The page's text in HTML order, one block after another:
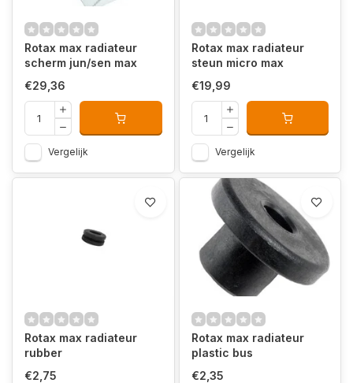
Rotax max radiateur
scherm jun/sen max
€29,36
Vergelijk
Rotax max radiateur
steun micro max
€19,99
Vergelijk
Rotax max radiateur
rubber
€2,75
Rotax max radiateur
plastic bus
€2,35